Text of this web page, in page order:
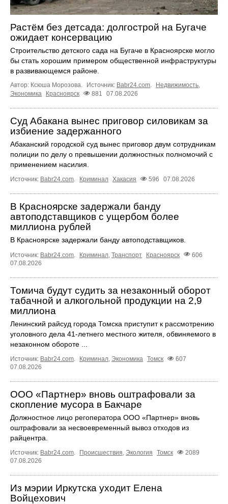
Растём без детсада: долгострой на Бугаче
ожидает консервацию
Строительство детского сада на Бугаче в Красноярске могло
бы стать хорошим примером общественной инфраструктуры
в развивающемся районе.
Автор: Ксюша Морозова. Источник: Babr24.com. Недвижимость,
Экономика
Красноярск 881 07.08.2026
Суд Абакана вынес приговор силовикам за
избиение задержанного
Абаканский городской суд вынес приговор двум сотрудникам
полиции по делу о превышении должностных полномочий с
применением насилия.
Источник: Babr24.com. Криминал Хакасия 596 07.08.2026
В Красноярске задержали банду
автоподставщиков с ущербом более
миллиона рублей
В Красноярске задержали банду автоподставщиков.
Источник: Babr24.com Криминал Транспорт Красноярск
606
07.08.2026
Томича будут судить за незаконный оборот
табачной и алкогольной продукции на 2,9
миллиона
Ленинский райсуд города Томска приступит к рассмотрению
уголовного дела 41-летнего местного жителя, обвиняемого в
незаконном обороте ...
Источник: Babr24.com Криминал Экономика Томск
607
07.08.2026
ООО «Партнер» вновь оштрафовали за
скопление мусора в Бакчаре
Должностное лицо регоператора ООО «Партнер» вновь
оштрафовали за несвоевременный вывоз отходов из
райцентра.
Источник: Babr24.com Происшествия Экология Томск
2089
07.08.2026
Из мэрии Иркутска уходит Елена
Войцехович